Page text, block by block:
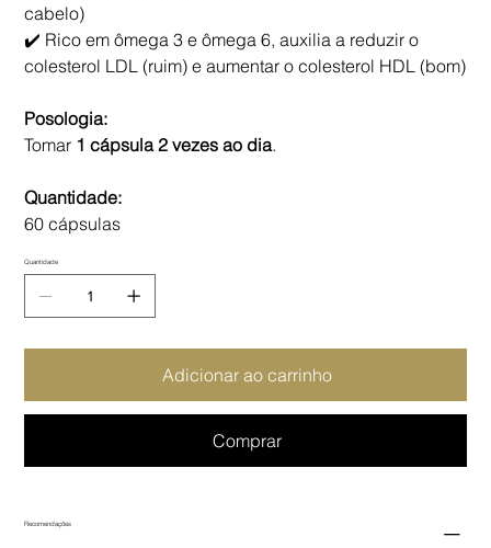
cabelo)
✔️ Rico em ômega 3 e ômega 6, auxilia a reduzir o
colesterol LDL (ruim) e aumentar o colesterol HDL (bom)
Posologia:
Tomar 1 cápsula 2 vezes ao dia.
Quantidade:
60 cápsulas
Quantidade
Adicionar ao carrinho
Comprar
Recomendações